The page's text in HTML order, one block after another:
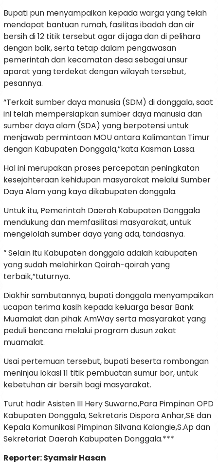
Bupati pun menyampaikan kepada warga yang telah
mendapat bantuan rumah, fasilitas ibadah dan air
bersih di 12 titik tersebut agar di jaga dan di pelihara
dengan baik, serta tetap dalam pengawasan
pemerintah dan kecamatan desa sebagai unsur
aparat yang terdekat dengan wilayah tersebut,
pesannya.
“Terkait sumber daya manusia (SDM) di donggala, saat
ini telah mempersiapkan sumber daya manusia dan
sumber daya alam (SDA) yang berpotensi untuk
menjawab permintaan MOU antara Kalimantan Timur
dengan Kabupaten Donggala,”kata Kasman Lassa.
Hal ini merupakan proses percepatan peningkatan
kesejahteraan kehidupan masyarakat melalui Sumber
Daya Alam yang kaya dikabupaten donggala.
Untuk itu, Pemerintah Daerah Kabupaten Donggala
mendukung dan memfasilitasi masyarakat, untuk
mengelolah sumber daya yang ada, tandasnya.
“ Selain itu Kabupaten donggala adalah kabupaten
yang sudah melahirkan Qoirah-qoirah yang
terbaik,”tuturnya.
Diakhir sambutannya, bupati donggala menyampaikan
ucapan terima kasih kepada keluarga besar Bank
Muamalat dan pihak AmWay serta masyarakat yang
peduli bencana melalui program dusun zakat
muamalat.
Usai pertemuan tersebut, bupati beserta rombongan
meninjau lokasi 11 titik pembuatan sumur bor, untuk
kebetuhan air bersih bagi masyarakat.
Turut hadir Asisten III Hery Suwarno,Para Pimpinan OPD
Kabupaten Donggala, Sekretaris Dispora Anhar,SE dan
Kepala Komunikasi Pimpinan Silvana Kalangie,S.Ap dan
Sekretariat Daerah Kabupaten Donggala.***
Reporter: Syamsir Hasan